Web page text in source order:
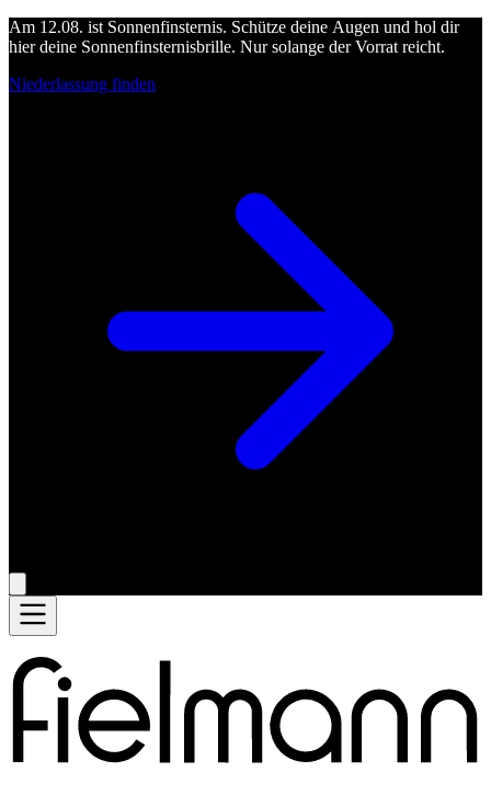
Am 12.08. ist Sonnenfinsternis. Schütze deine Augen und hol dir
hier deine Sonnenfinsternisbrille. Nur solange der Vorrat reicht.
Niederlassung finden